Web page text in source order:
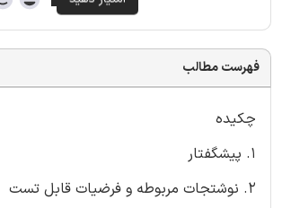
فهرست مطالب
چکیده
1. پیشگفتار
2. نوشتجات مربوطه و فرضیات قابل تست